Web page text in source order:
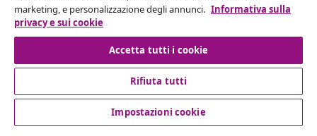
Recesso dal contratto
Servizio clienti
marketing, e personalizzazione degli annunci. Informativa sulla
privacy e sui cookie
Accetta tutti i cookie
Rifiuta tutti
Impostazioni cookie